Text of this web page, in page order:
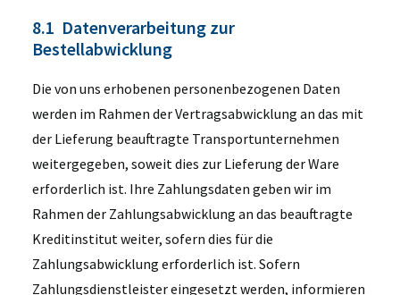
8.1 Datenverarbeitung zur
Bestellabwicklung
Die von uns erhobenen personenbezogenen Daten
werden im Rahmen der Vertragsabwicklung an das mit
der Lieferung beauftragte Transportunternehmen
weitergegeben, soweit dies zur Lieferung der Ware
erforderlich ist. Ihre Zahlungsdaten geben wir im
Rahmen der Zahlungsabwicklung an das beauftragte
Kreditinstitut weiter, sofern dies für die
Zahlungsabwicklung erforderlich ist. Sofern
Zahlungsdienstleister eingesetzt werden, informieren